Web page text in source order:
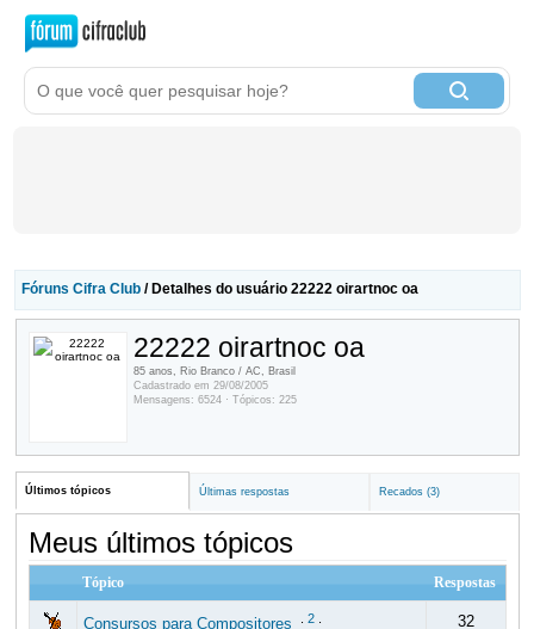
Fóruns Cifra Club/ Detalhes do usuário 22222 oirartnoc oa
22222 oirartnoc oa
85 anos, Rio Branco / AC, Brasil
Cadastrado em 29/08/2005
Mensagens: 6524 · Tópicos: 225
Últimos tópicos Últimas respostas Recados (3)
Meus últimos tópicos
Tópico Respostas
Consursos para Compositores 2. 32